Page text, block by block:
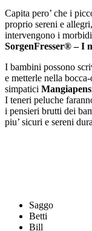
Capita pero’ che i
proprio sereni e
intervengono i
SorgenFresser® – I
I bambini possono
e metterle nella
simpatici
I teneri peluche
i pensieri brutti dei
piu’ sicuri e sereni
Saggo
Betti
Bill